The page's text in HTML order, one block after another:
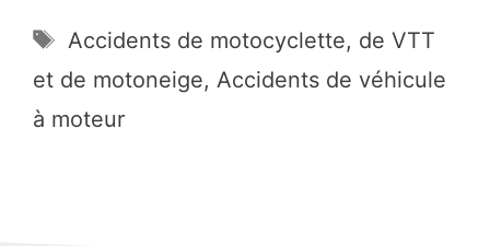
Étiquettes
Accidents de motocyclette, de VTT
et de motoneige, Accidents de véhicule
à moteur